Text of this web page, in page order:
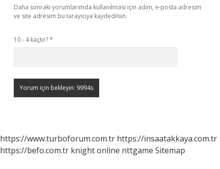
Daha sonraki yorumlarımda kullanılması için adım, e-posta adresim
ve site adresim bu tarayıcıya kaydedilsin.
10 - 4 kaçtır?*
https://www.turboforum.com.tr https://insaatakkaya.com.tr
https://befo.com.tr knight online nttgame Sitemap